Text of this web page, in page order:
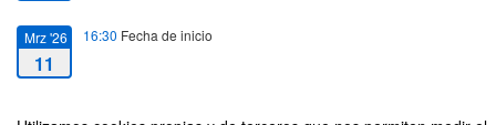
Mrz '26
11
16:30 Fecha de inicio